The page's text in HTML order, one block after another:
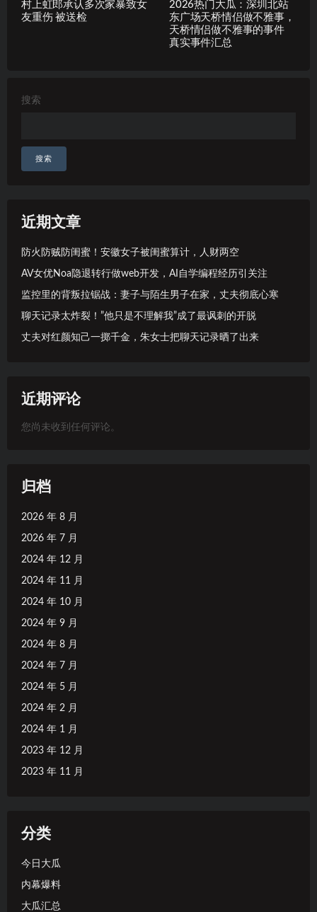
村上虹郎承认多次家暴致女
友重伤 被送检
2026热门大瓜：深圳北站
东广场天桥情侣做不雅事，
天桥情侣做不雅事的事件
真实事件汇总
搜索
搜索
近期文章
防火防贼防闺蜜！安徽女子被闺蜜算计，人财两空
AV女优Noa隐退转行做web开发，AI自学编程经历引关注
监控里的背叛拉锯战：妻子与陌生男子在家，丈夫彻底心寒
聊天记录太炸裂！”他只是不理解我”成了最讽刺的开脱
丈夫对红颜知己一掷千金，朱女士把聊天记录晒了出来
近期评论
您尚未收到任何评论。
归档
2026 年 8 月
2026 年 7 月
2024 年 12 月
2024 年 11 月
2024 年 10 月
2024 年 9 月
2024 年 8 月
2024 年 7 月
2024 年 5 月
2024 年 2 月
2024 年 1 月
2023 年 12 月
2023 年 11 月
分类
今日大瓜
内幕爆料
大瓜汇总